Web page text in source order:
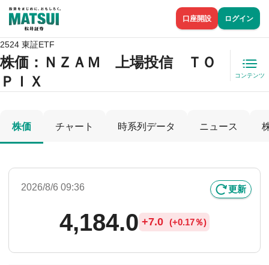
口座開設 ログイン
2524 東証ETF
株価 ：ＮＺＡＭ 上場投信 ＴＯ
ＰＩＸ
コンテンツ
株価 チャート 時系列データ ニュース
2026/8/6 09:36 更新
4,184.0 +7.0 (+0.17％)